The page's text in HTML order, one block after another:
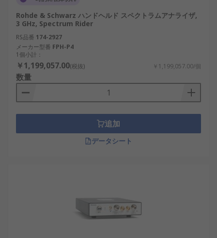
Rohde & Schwarz ハンドヘルド スペクトラムアナライザ,
3 GHz, Spectrum Rider
RS品番 174-2927
メーカー型番 FPH-P4
1個小計：
￥1,199,057.00(税抜) ￥1,199,057.00/個
数量
追加
データシート